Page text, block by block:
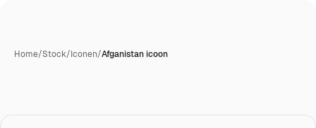
Home/Stock/Iconen/Afganistan icoon